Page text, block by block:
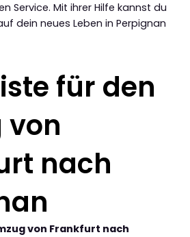
Service. Mit ihrer Hilfe kannst du
dein neues Leben in Perpignan
für den
von
nach
von Frankfurt nach